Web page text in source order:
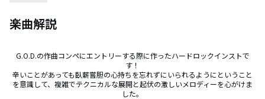
楽曲解説
G.O.D.の作曲コンペにエントリーする際に作ったハードロックインストで
す！
辛いことがあっても臥薪嘗胆の心持ちを忘れずにいられるようにということ
を意識して、複雑でテクニカルな展開と起伏の激しいメロディーを心がけま
した。